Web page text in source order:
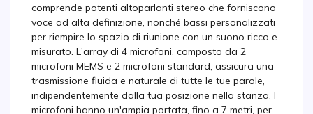
comprende potenti altoparlanti stereo che forniscono
voce ad alta definizione, nonché bassi personalizzati
per riempire lo spazio di riunione con un suono ricco e
misurato. L'array di 4 microfoni, composto da 2
microfoni MEMS e 2 microfoni standard, assicura una
trasmissione fluida e naturale di tutte le tue parole,
indipendentemente dalla tua posizione nella stanza. I
microfoni hanno un'ampia portata, fino a 7 metri, per